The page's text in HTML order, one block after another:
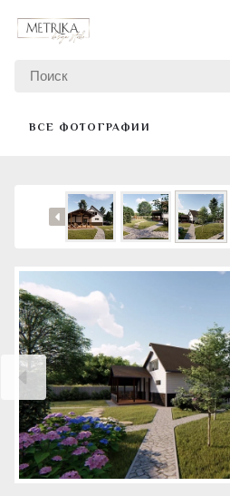
ВСЕ ФОТОГРАФИИ